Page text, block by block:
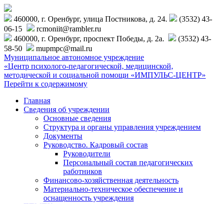
460000, г. Оренбург, улица Постникова, д. 24.
(3532) 43-
06-15
rcmoniit@rambler.ru
460000, г. Оренбург, проспект Победы, д. 2а.
(3532) 43-
58-50
mupmpc@mail.ru
Муниципальное автономное учреждение
«Центр психолого-педагогической, медицинской,
методической и социальной помощи «ИМПУЛЬС-ЦЕНТР»
Перейти к содержимому
Главная
Сведения об учреждении
Основные сведения
Структура и органы управления учреждением
Документы
Руководство. Кадровый состав
Руководители
Персональный состав педагогических
работников
Финансово-хозяйственная деятельность
Материально-техническое обеспечение и
оснащенность учреждения